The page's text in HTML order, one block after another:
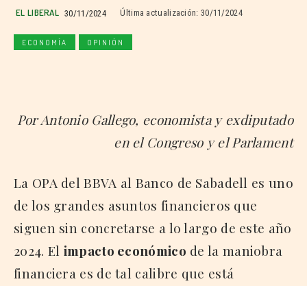
EL LIBERAL 30/11/2024 Última actualización: 30/11/2024
ECONOMÍA OPINIÓN
Por Antonio Gallego, economista y exdiputado
en el Congreso y el Parlament
La OPA del BBVA al Banco de Sabadell es uno
de los grandes asuntos financieros que
siguen sin concretarse a lo largo de este año
2024. El impacto económico de la maniobra
financiera es de tal calibre que está